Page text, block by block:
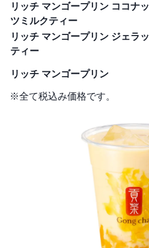
リッチ マンゴープリン ココナッ
ツミルクティー
リッチ マンゴープリン ジェラッ
ティー
リッチ マンゴープリン
※全て税込み価格です。